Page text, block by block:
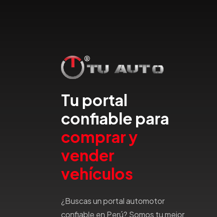
Emgrand
Faw
Fiat
Ford
Foton
Gac
Geely
Gmc
Great Wall
Tu portal
confiable para
comprar y
vender
vehículos
¿Buscas un portal automotor
confiable en Perú? Somos tu mejor